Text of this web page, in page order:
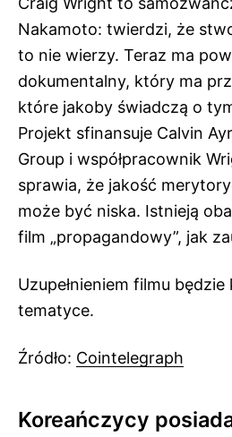
Nakamoto: twierdzi, że
to nie wierzy. Teraz ma
dokumentalny, który ma
które jakoby świadczą o
Projekt sfinansuje Calvin
Group i współpracownik
sprawia, że jakość
może być niska. Istnieją
film „propagandowy”, jak
Uzupełnieniem filmu
tematyce.
Źródło: Cointelegraph
Koreańczycy